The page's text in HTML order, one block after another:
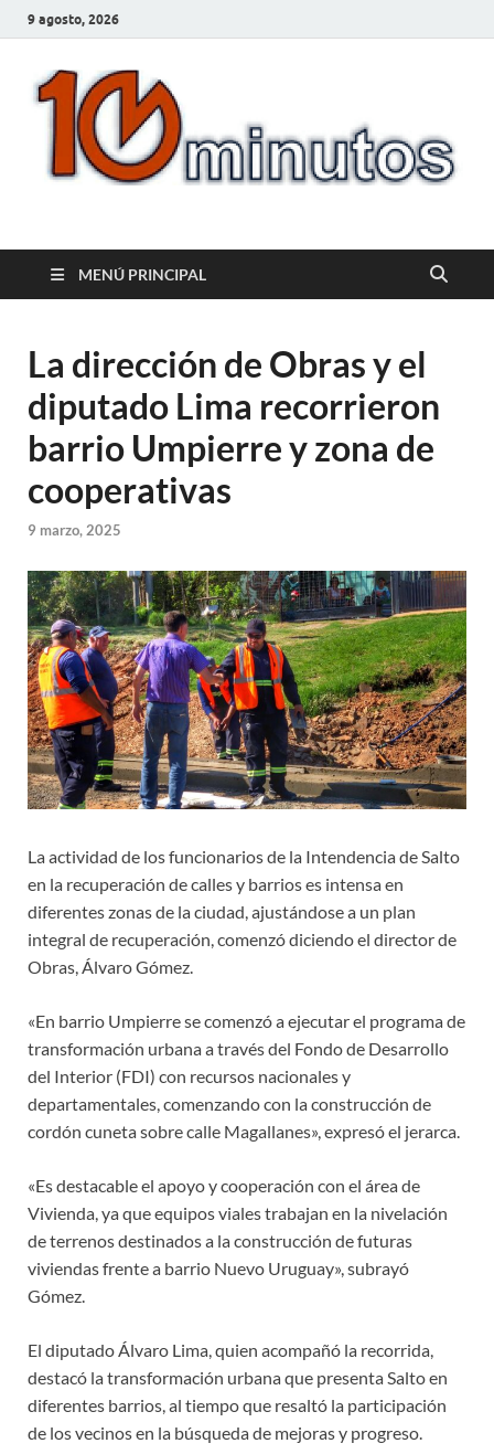
9 agosto, 2026
10minutos.com.uy
MENÚ PRINCIPAL
La dirección de Obras y el
diputado Lima recorrieron
barrio Umpierre y zona de
cooperativas
9 marzo, 2025
La actividad de los funcionarios de la Intendencia de Salto
en la recuperación de calles y barrios es intensa en
diferentes zonas de la ciudad, ajustándose a un plan
integral de recuperación, comenzó diciendo el director de
Obras, Álvaro Gómez.
«En barrio Umpierre se comenzó a ejecutar el programa de
transformación urbana a través del Fondo de Desarrollo
del Interior (FDI) con recursos nacionales y
departamentales, comenzando con la construcción de
cordón cuneta sobre calle Magallanes», expresó el jerarca.
«Es destacable el apoyo y cooperación con el área de
Vivienda, ya que equipos viales trabajan en la nivelación
de terrenos destinados a la construcción de futuras
viviendas frente a barrio Nuevo Uruguay», subrayó
Gómez.
El diputado Álvaro Lima, quien acompañó la recorrida,
destacó la transformación urbana que presenta Salto en
diferentes barrios, al tiempo que resaltó la participación
de los vecinos en la búsqueda de mejoras y progreso.